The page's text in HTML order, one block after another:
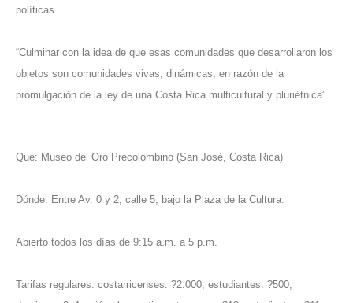
políticas.
“Culminar con la idea de que esas comunidades que desarrollaron los
objetos son comunidades vivas, dinámicas, en razón de la
promulgación de la ley de una Costa Rica multicultural y pluriétnica”.
Qué: Museo del Oro Precolombino (San José, Costa Rica)
Dónde: Entre Av. 0 y 2, calle 5; bajo la Plaza de la Cultura.
Abierto todos los días de 9:15 a.m. a 5 p.m.
Tarifas regulares: costarricenses: ?2.000, estudiantes: ?500,